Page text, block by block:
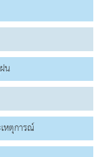
น
หตุการณ์